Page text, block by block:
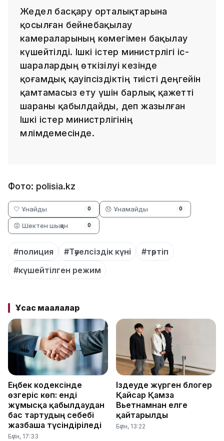
Жедел басқару орталықтарына
қосылған бейнебақылау
камераларының көмегімен бақылау
күшейтілді. Ішкі істер министрлігі іс-
шаралардың өткізілуі кезінде
қоғамдық қауіпсіздіктің тиісті деңгейін
қамтамасыз ету үшін барлық қажетті
шараны қабылдайды, деп жазылған
Ішкі істер министрлігінің
мәлімдемесінде.
Фото: polisia.kz
🤍 Ұнайды 0 😞 Ұнамайды 0
😡 Шектен шыққан 0
#полиция #Тәуелсіздік күні
#тәртіп
#күшейтілген режим
Ұқсас мақалалар
Еңбек кодексінде
өзгеріс көп: енді
жұмысқа қабылдаудан
бас тартудың себебі
жазбаша түсіндіріледі
Бүгін, 17:33
Іздеуде жүрген блогер
Қайсар Қамза
Вьетнамнан елге
қайтарылды
Бүгін, 13:22